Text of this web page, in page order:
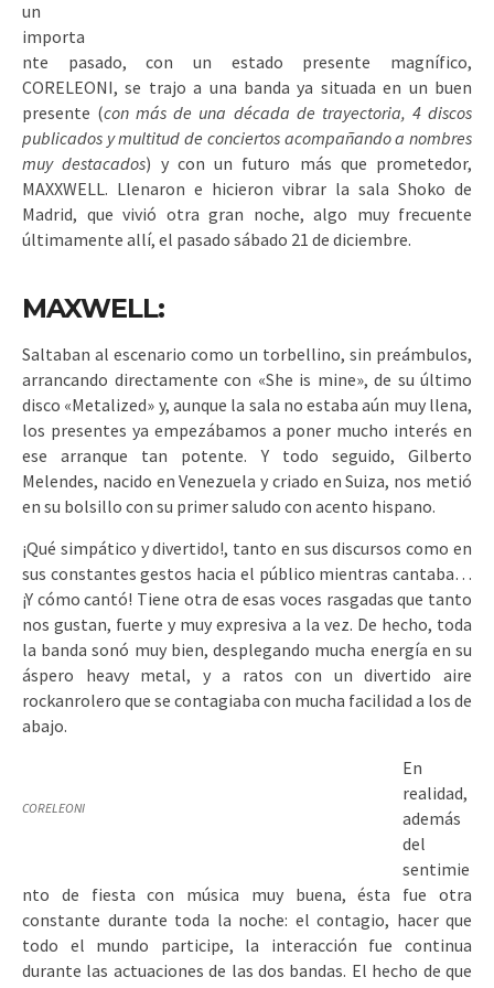
un
importa
nte pasado, con un estado presente magnífico,
CORELEONI, se trajo a una banda ya situada en un buen
presente (con más de una década de trayectoria, 4 discos
publicados y multitud de conciertos acompañando a nombres
muy destacados) y con un futuro más que prometedor,
MAXXWELL. Llenaron e hicieron vibrar la sala Shoko de
Madrid, que vivió otra gran noche, algo muy frecuente
últimamente allí, el pasado sábado 21 de diciembre.
MAXWELL:
Saltaban al escenario como un torbellino, sin preámbulos,
arrancando directamente con «She is mine», de su último
disco «Metalized» y, aunque la sala no estaba aún muy llena,
los presentes ya empezábamos a poner mucho interés en
ese arranque tan potente. Y todo seguido, Gilberto
Melendes, nacido en Venezuela y criado en Suiza, nos metió
en su bolsillo con su primer saludo con acento hispano.
¡Qué simpático y divertido!, tanto en sus discursos como en
sus constantes gestos hacia el público mientras cantaba…
¡Y cómo cantó! Tiene otra de esas voces rasgadas que tanto
nos gustan, fuerte y muy expresiva a la vez. De hecho, toda
la banda sonó muy bien, desplegando mucha energía en su
áspero heavy metal, y a ratos con un divertido aire
rockanrolero que se contagiaba con mucha facilidad a los de
abajo.
CORELEONI
En
realidad,
además
del
sentimie
nto de fiesta con música muy buena, ésta fue otra
constante durante toda la noche: el contagio, hacer que
todo el mundo participe, la interacción fue continua
durante las actuaciones de las dos bandas. El hecho de que